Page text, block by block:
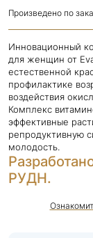
Произведено по
Инновационный
для женщин от
естественной
профилактике
воздействия
Комплекс
эффективные
репродуктивную
молодость.
РУДН.